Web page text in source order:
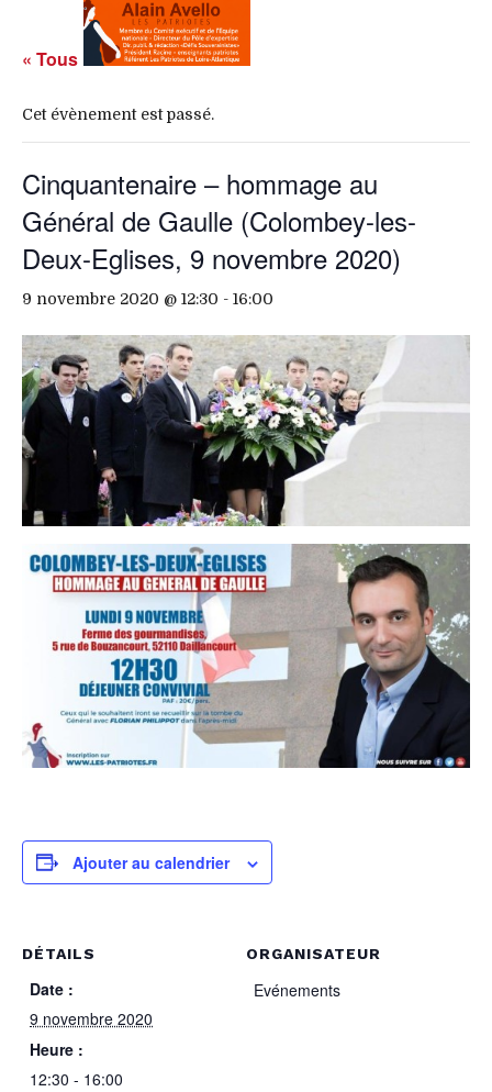
« Tous les Évènements
Cet évènement est passé.
Cinquantenaire – hommage au
Général de Gaulle (Colombey-les-
Deux-Eglises, 9 novembre 2020)
9 novembre 2020 @ 12:30 - 16:00
Ajouter au calendrier
DÉTAILS
Date :
9 novembre 2020
Heure :
12:30 - 16:00
ORGANISATEUR
Evénements